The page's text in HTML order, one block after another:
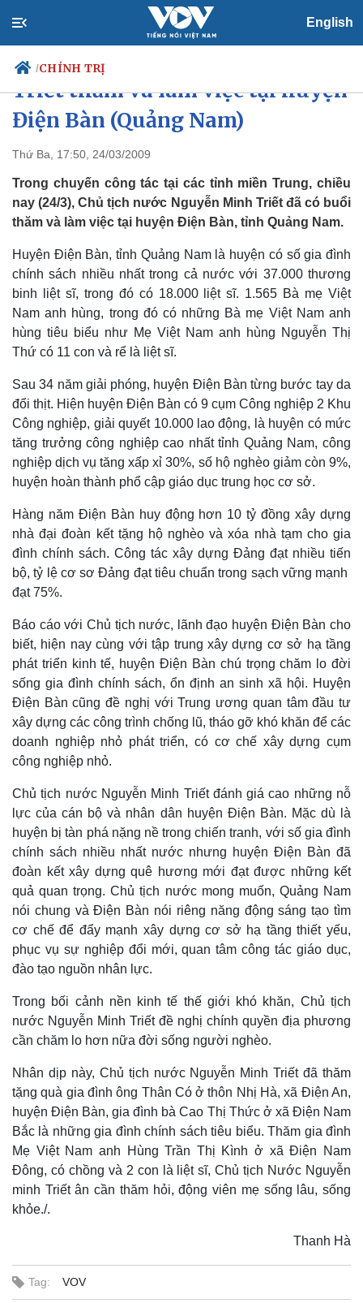
English
/CHÍNH TRỊ
Chính trị
Tổ chức nhân sự
Quốc hội
Nhận diện sự thật
Tin 24h
Dự báo thời tiết
Giáo dục
Dấu ấn VOV
Biển đảo
Thế giới
Quan sát
Hồ sơ
Multimedia
E-Magazine
Infographic
Chủ tịch nước Nguyễn Minh
Triết thăm và làm việc tại huyện
Điện Bàn (Quảng Nam)
Thứ Ba, 17:50, 24/03/2009
Trong chuyến công tác tại các tỉnh miền Trung, chiều
nay (24/3), Chủ tịch nước Nguyễn Minh Triết đã có buổi
thăm và làm việc tại huyện Điện Bàn, tỉnh Quảng Nam.
Huyện Điện Bàn, tỉnh Quảng Nam là huyện có số gia đình
chính sách nhiều nhất trong cả nước với 37.000 thương
binh liệt sĩ, trong đó có 18.000 liệt sĩ. 1.565 Bà mẹ Việt
Nam anh hùng, trong đó có những Bà mẹ Việt Nam anh
hùng tiêu biểu như Mẹ Việt Nam anh hùng Nguyễn Thị
Thứ có 11 con và rể là liệt sĩ.
Sau 34 năm giải phóng, huyện Điện Bàn từng bước tay da
đổi thịt. Hiện huyện Điện Bàn có 9 cụm Công nghiệp 2 Khu
Công nghiệp, giải quyết 10.000 lao động, là huyện có mức
tăng trưởng công nghiệp cao nhất tỉnh Quảng Nam, công
nghiệp dịch vụ tăng xấp xỉ 30%, số hộ nghèo giảm còn 9%,
huyện hoàn thành phổ cập giáo dục trung học cơ sở.
Hàng năm Điện Bàn huy động hơn 10 tỷ đồng xây dựng
nhà đại đoàn kết tặng hộ nghèo và xóa nhà tạm cho gia
đình chính sách. Công tác xây dựng Đảng đạt nhiều tiến
bộ, tỷ lệ cơ sơ Đảng đạt tiêu chuẩn trong sạch vững mạnh
đạt 75%.
Báo cáo với Chủ tịch nước, lãnh đạo huyện Điện Bàn cho
biết, hiện nay cùng với tập trung xây dựng cơ sở hạ tầng
phát triển kinh tế, huyện Điện Bàn chú trọng chăm lo đời
sống gia đình chính sách, ổn định an sinh xã hội. Huyện
Điện Bàn cũng đề nghị với Trung ương quan tâm đầu tư
xây dựng các công trình chống lũ, tháo gỡ khó khăn để các
doanh nghiệp nhỏ phát triển, có cơ chế xây dựng cụm
công nghiệp nhỏ.
Chủ tịch nước Nguyễn Minh Triết đánh giá cao những nỗ
lực của cán bộ và nhân dân huyện Điện Bàn. Mặc dù là
huyện bị tàn phá nặng nề trong chiến tranh, với số gia đình
chính sách nhiều nhất nước nhưng huyện Điện Bàn đã
đoàn kết xây dựng quê hương mới đạt được những kết
quả quan trọng. Chủ tịch nước mong muốn, Quảng Nam
nói chung và Điện Bàn nói riêng năng động sáng tạo tìm
cơ chế để đẩy mạnh xây dựng cơ sở hạ tầng thiết yếu,
phục vụ sự nghiệp đổi mới, quan tâm công tác giáo dục,
đào tạo nguồn nhân lực.
Trong bối cảnh nền kinh tế thế giới khó khăn, Chủ tịch
nước Nguyễn Minh Triết đề nghị chính quyền địa phương
cần chăm lo hơn nữa đời sống người nghèo.
Nhân dịp này, Chủ tịch nước Nguyễn Minh Triết đã thăm
tặng quà gia đình ông Thân Có ở thôn Nhị Hà, xã Điện An,
huyện Điện Bàn, gia đình bà Cao Thị Thức ở xã Điện Nam
Bắc là những gia đình chính sách tiêu biểu. Thăm gia đình
Mẹ Việt Nam anh Hùng Trần Thị Kình ở xã Điện Nam
Đông, có chồng và 2 con là liệt sĩ, Chủ tịch Nước Nguyễn
minh Triết ân cần thăm hỏi, động viên mẹ sống lâu, sống
khỏe./.
Thanh Hà
Tag: VOV